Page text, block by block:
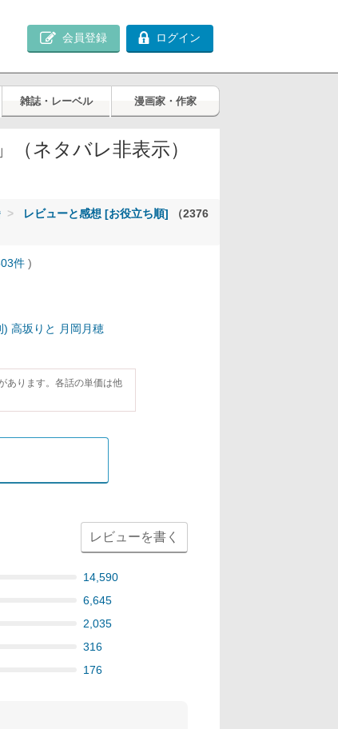
会員登録 ログイン
雑誌・レーベル 漫画家・作家
ネタバレ非表示）
レビューと感想 [お役立ち順] （2376
件 )
) 高坂りと 月岡月穂
あります。各話の単価は他
レビューを書く
14,590
6,645
2,035
316
176